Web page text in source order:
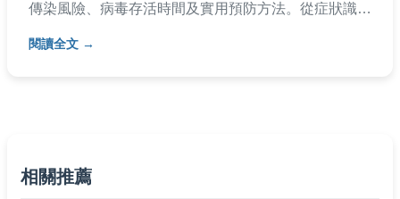
傳染風險、病毒存活時間及實用預防方法。從症狀識別
文中還包含常見問題解答，如脫皮後何時可返校等實用
閱讀全文
相關推薦